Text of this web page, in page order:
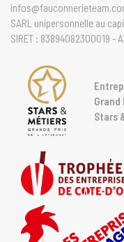
SARL unipersonnelle au
SIRET : 83894082300019 -
Grand
Stars